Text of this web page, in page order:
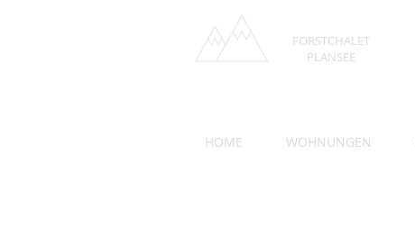
FORSTCHALET
PLANSEE
HOME WOHNUNGEN